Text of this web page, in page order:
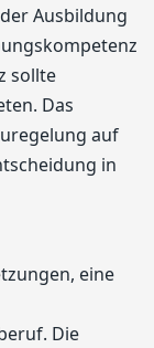
Ausbildung
sollte
Das
auf
in
eine
Die